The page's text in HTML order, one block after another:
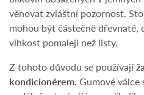
věnovat zvláštní pozornost.
mohou být částečně dřevnaté,
vlhkost pomaleji než listy.
Z tohoto důvodu se používají
kondicionérem. Gumové